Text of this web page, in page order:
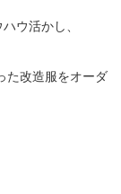
ウ活かし、
た改造服をオーダ